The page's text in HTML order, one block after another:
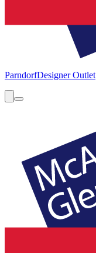
ParndorfDesigner Outlet